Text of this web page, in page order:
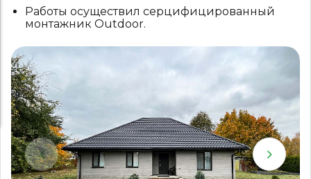
Работы осуществил серцифицированный
монтажник Outdoоr.